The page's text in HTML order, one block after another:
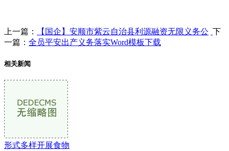
上一篇： 【国企】安顺市紫云自治县利源融资无限义务公 下
一篇： 全员平安出产义务落实Word模板下载
相关新闻
形式多样开展食物